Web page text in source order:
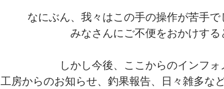
なにぶん、我々はこの手の操作が苦手で
みなさんにご不便をおかけする
しかし今後、ここからのインフォ
工房からのお知らせ、釣果報告、日々雑多な